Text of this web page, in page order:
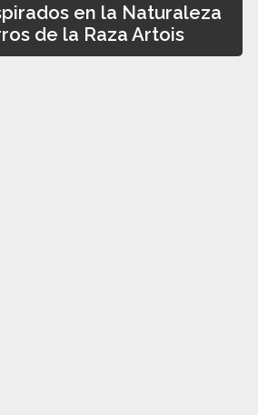
en la Naturaleza
de la Raza Artois